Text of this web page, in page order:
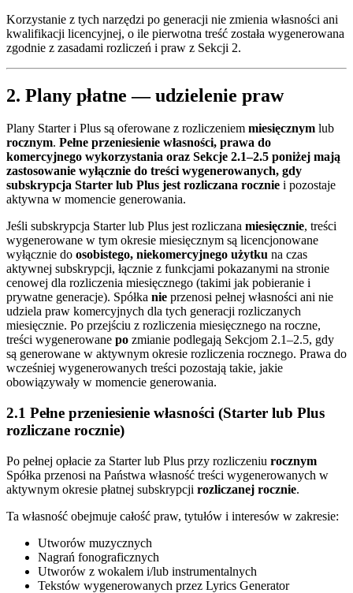
Korzystanie z tych narzędzi po generacji nie zmienia własności ani
kwalifikacji licencyjnej, o ile pierwotna treść została wygenerowana
zgodnie z zasadami rozliczeń i praw z Sekcji 2.
2. Plany płatne — udzielenie praw
Plany Starter i Plus są oferowane z rozliczeniem miesięcznym lub
rocznym. Pełne przeniesienie własności, prawa do
komercyjnego wykorzystania oraz Sekcje 2.1–2.5 poniżej mają
zastosowanie wyłącznie do treści wygenerowanych, gdy
subskrypcja Starter lub Plus jest rozliczana rocznie i pozostaje
aktywna w momencie generowania.
Jeśli subskrypcja Starter lub Plus jest rozliczana miesięcznie, treści
wygenerowane w tym okresie miesięcznym są licencjonowane
wyłącznie do osobistego, niekomercyjnego użytku na czas
aktywnej subskrypcji, łącznie z funkcjami pokazanymi na stronie
cenowej dla rozliczenia miesięcznego (takimi jak pobieranie i
prywatne generacje). Spółka nie przenosi pełnej własności ani nie
udziela praw komercyjnych dla tych generacji rozliczanych
miesięcznie. Po przejściu z rozliczenia miesięcznego na roczne,
treści wygenerowane po zmianie podlegają Sekcjom 2.1–2.5, gdy
są generowane w aktywnym okresie rozliczenia rocznego. Prawa do
wcześniej wygenerowanych treści pozostają takie, jakie
obowiązywały w momencie generowania.
2.1 Pełne przeniesienie własności (Starter lub Plus
rozliczane rocznie)
Po pełnej opłacie za Starter lub Plus przy rozliczeniu rocznym
Spółka przenosi na Państwa własność treści wygenerowanych w
aktywnym okresie płatnej subskrypcji rozliczanej rocznie.
Ta własność obejmuje całość praw, tytułów i interesów w zakresie:
Utworów muzycznych
Nagrań fonograficznych
Utworów z wokalem i/lub instrumentalnych
Tekstów wygenerowanych przez Lyrics Generator